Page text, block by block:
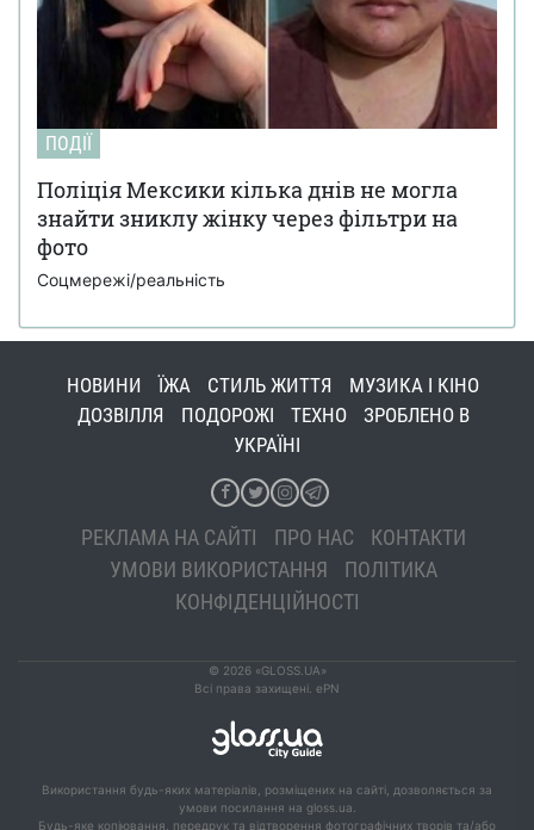
ПОДІЇ
Поліція Мексики кілька днів не могла
знайти зниклу жінку через фільтри на
фото
Соцмережі/реальність
НОВИНИ ЇЖА СТИЛЬ ЖИТТЯ
МУЗИКА І КІНО
ДОЗВІЛЛЯ
ПОДОРОЖІ ТЕХНО
ЗРОБЛЕНО В
УКРАЇНІ
РЕКЛАМА НА САЙТІ ПРО НАС
КОНТАКТИ
УМОВИ ВИКОРИСТАННЯ
ПОЛІТИКА
КОНФІДЕНЦІЙНОСТІ
© 2026 «GLOSS.UA»
Всі права захищені. ePN
Використання будь-яких матеріалів, розміщених на сайті, дозволяється за
умови посилання на gloss.ua.
Будь-яке копіювання, передрук та відтворення фотографічних творів та/або